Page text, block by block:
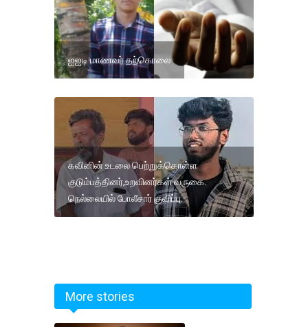
ஐஐடி மாணவர் தற்கொலை
கவினின் உடலை பெற்றுக்கொள்ள
குடும்பத்தினர்,உறவினர்கள் வருகை.
நெல்லையில் போலீசார் குவிப்பு.
More stories